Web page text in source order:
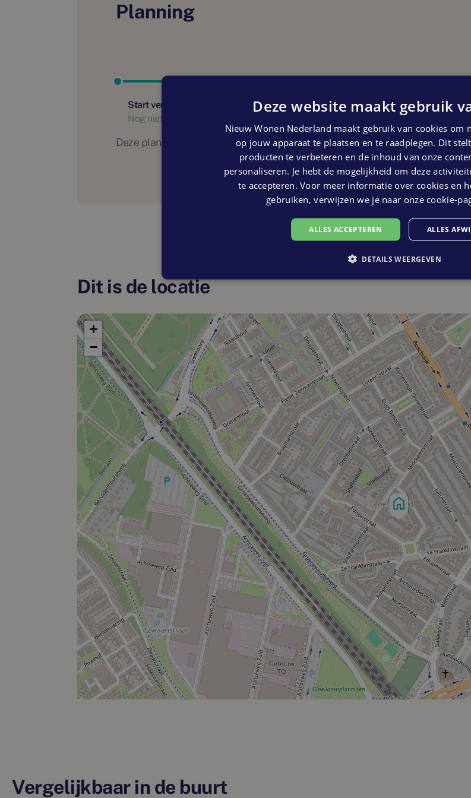
Planning
Start verhuur
Nog niet bekend
Start bouw
Vierde kwartaal 2025
Deze planning is indicatief. Er kunnen geen rechten ontleend worden aan
Dit is de locatie
+
−
Vergelijkbaar in de buurt
Deze website maakt gebruik
Nieuw Wonen Nederland maakt gebruik van cookies om
op jouw apparaat te plaatsen en te raadplegen. Dit
producten te verbeteren en de inhoud van onze
personaliseren. Je hebt de mogelijkheid om deze
te accepteren. Voor meer informatie over cookies en
gebruiken, verwijzen we je naar onze cookie-
ALLES ACCEPTEREN ALLES
DETAILS WEERGEVEN